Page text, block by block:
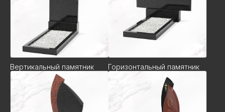
Вертикальный памятник Горизонтальный памятник